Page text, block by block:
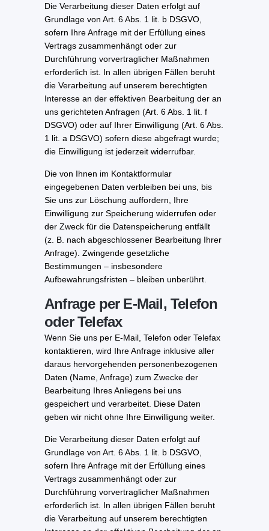
Die Verarbeitung dieser Daten erfolgt auf
Grundlage von Art. 6 Abs. 1 lit. b DSGVO,
sofern Ihre Anfrage mit der Erfüllung eines
Vertrags zusammenhängt oder zur
Durchführung vorvertraglicher Maßnahmen
erforderlich ist. In allen übrigen Fällen beruht
die Verarbeitung auf unserem berechtigten
Interesse an der effektiven Bearbeitung der an
uns gerichteten Anfragen (Art. 6 Abs. 1 lit. f
DSGVO) oder auf Ihrer Einwilligung (Art. 6 Abs.
1 lit. a DSGVO) sofern diese abgefragt wurde;
die Einwilligung ist jederzeit widerrufbar.
Die von Ihnen im Kontaktformular
eingegebenen Daten verbleiben bei uns, bis
Sie uns zur Löschung auffordern, Ihre
Einwilligung zur Speicherung widerrufen oder
der Zweck für die Datenspeicherung entfällt
(z. B. nach abgeschlossener Bearbeitung Ihrer
Anfrage). Zwingende gesetzliche
Bestimmungen – insbesondere
Aufbewahrungsfristen – bleiben unberührt.
Anfrage per E-Mail, Telefon
oder Telefax
Wenn Sie uns per E-Mail, Telefon oder Telefax
kontaktieren, wird Ihre Anfrage inklusive aller
daraus hervorgehenden personenbezogenen
Daten (Name, Anfrage) zum Zwecke der
Bearbeitung Ihres Anliegens bei uns
gespeichert und verarbeitet. Diese Daten
geben wir nicht ohne Ihre Einwilligung weiter.
Die Verarbeitung dieser Daten erfolgt auf
Grundlage von Art. 6 Abs. 1 lit. b DSGVO,
sofern Ihre Anfrage mit der Erfüllung eines
Vertrags zusammenhängt oder zur
Durchführung vorvertraglicher Maßnahmen
erforderlich ist. In allen übrigen Fällen beruht
die Verarbeitung auf unserem berechtigten